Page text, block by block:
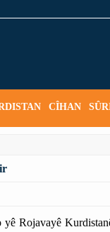
CÎHAN
Rojavayê